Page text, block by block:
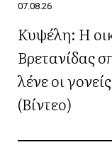
07.08.26
Κυψέλη: Η
Βρετανίδας
λένε οι
(Βίντεο)